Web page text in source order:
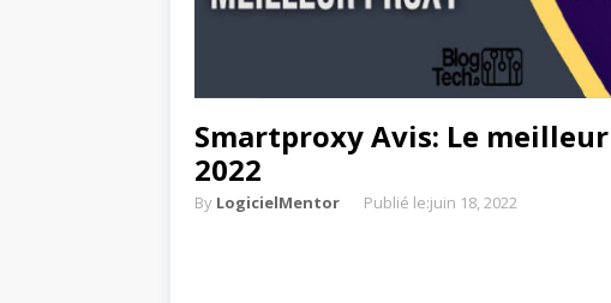
Smartproxy Avis: Le
2022
By LogicielMentor Publié le:juin 18, 2022